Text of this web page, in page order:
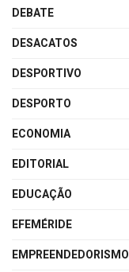
DEBATE
DESACATOS
DESPORTIVO
DESPORTO
ECONOMIA
EDITORIAL
EDUCAÇÃO
EFEMÉRIDE
EMPREENDEDORISMO